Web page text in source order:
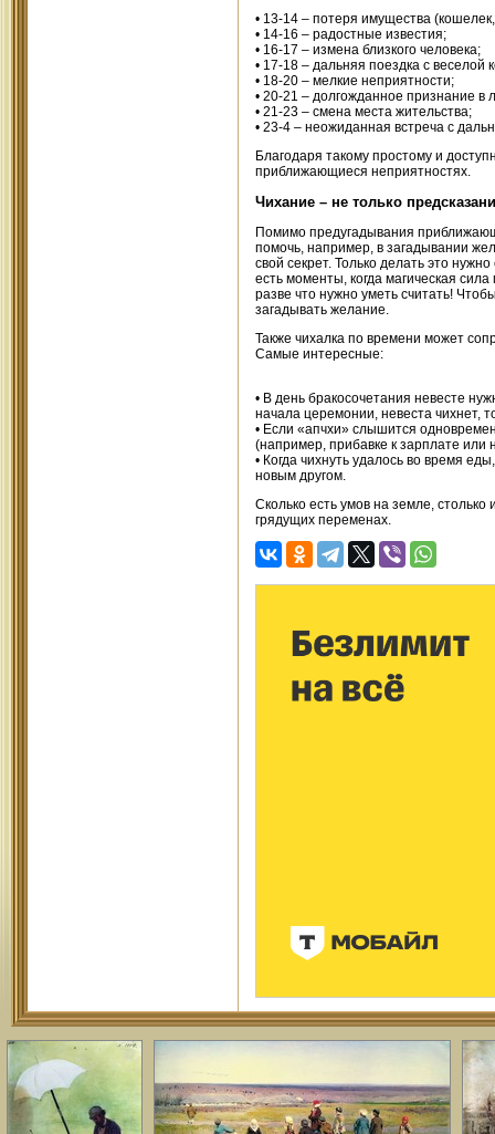
• 13-14 – потеря имущества
• 14-16 – радостные известия;
• 16-17 – измена близкого человека;
• 17-18 – дальняя поездка с веселой
• 18-20 – мелкие неприятности;
• 20-21 – долгожданное признание в
• 21-23 – смена места жительства;
• 23-4 – неожиданная встреча с
Благодаря такому простому и
приближающиеся неприятностях.
Чихание – не только
Помимо предугадывания
помочь, например, в загадывании
свой секрет. Только делать это
есть моменты, когда магическая
разве что нужно уметь считать!
загадывать желание.
Также чихалка по времени может
Самые интересные:
• В день бракосочетания невесте
начала церемонии, невеста чихнет,
• Если «апчхи» слышится
(например, прибавке к зарплате или
• Когда чихнуть удалось во время
новым другом.
Сколько есть умов на земле,
грядущих переменах.